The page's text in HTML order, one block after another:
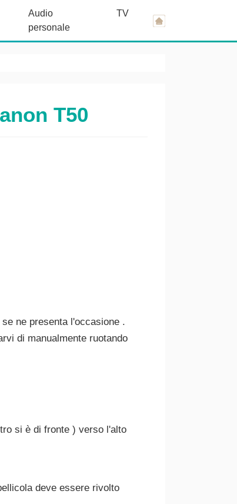
Audio
personale
TV
T50
ne presenta l'occasione .
di manualmente ruotando
si è di fronte ) verso l'alto
deve essere rivolto